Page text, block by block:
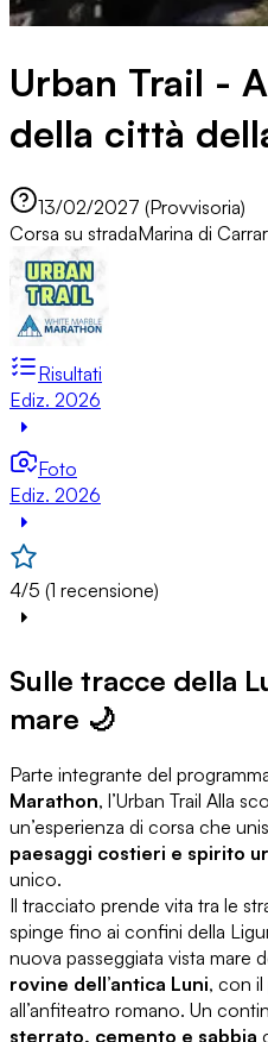
Urban Trail -
della città
13/02/2027 (Provvisoria)
Corsa su stradaMarina di
Risultati
Ediz. 2026
Foto
Ediz. 2026
4/5 (1 recensione)
Sulle tracce della
mare 🌙
Parte integrante del
Marathon, l’Urban Trail Alla
un’esperienza di corsa che
paesaggi costieri e spirito
unico.
Il tracciato prende vita tra le
spinge fino ai confini della
nuova passeggiata vista mare
rovine dell’antica Luni, con
all’anfiteatro romano. Un
sterrato, cemento e sabbia